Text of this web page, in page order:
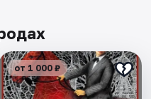
от 1 000 ₽